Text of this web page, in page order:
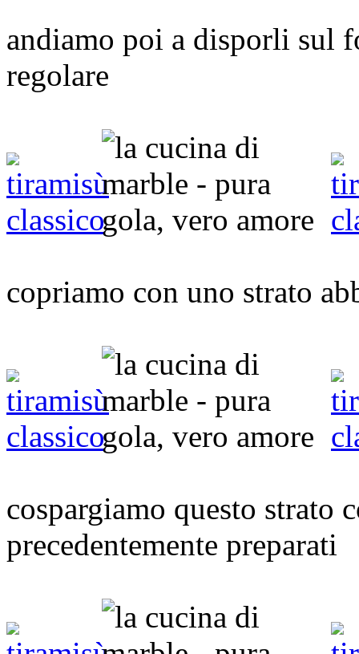
andiamo poi a disporli sul
regolare
copriamo con uno strato
cospargiamo questo strato
precedentemente preparati